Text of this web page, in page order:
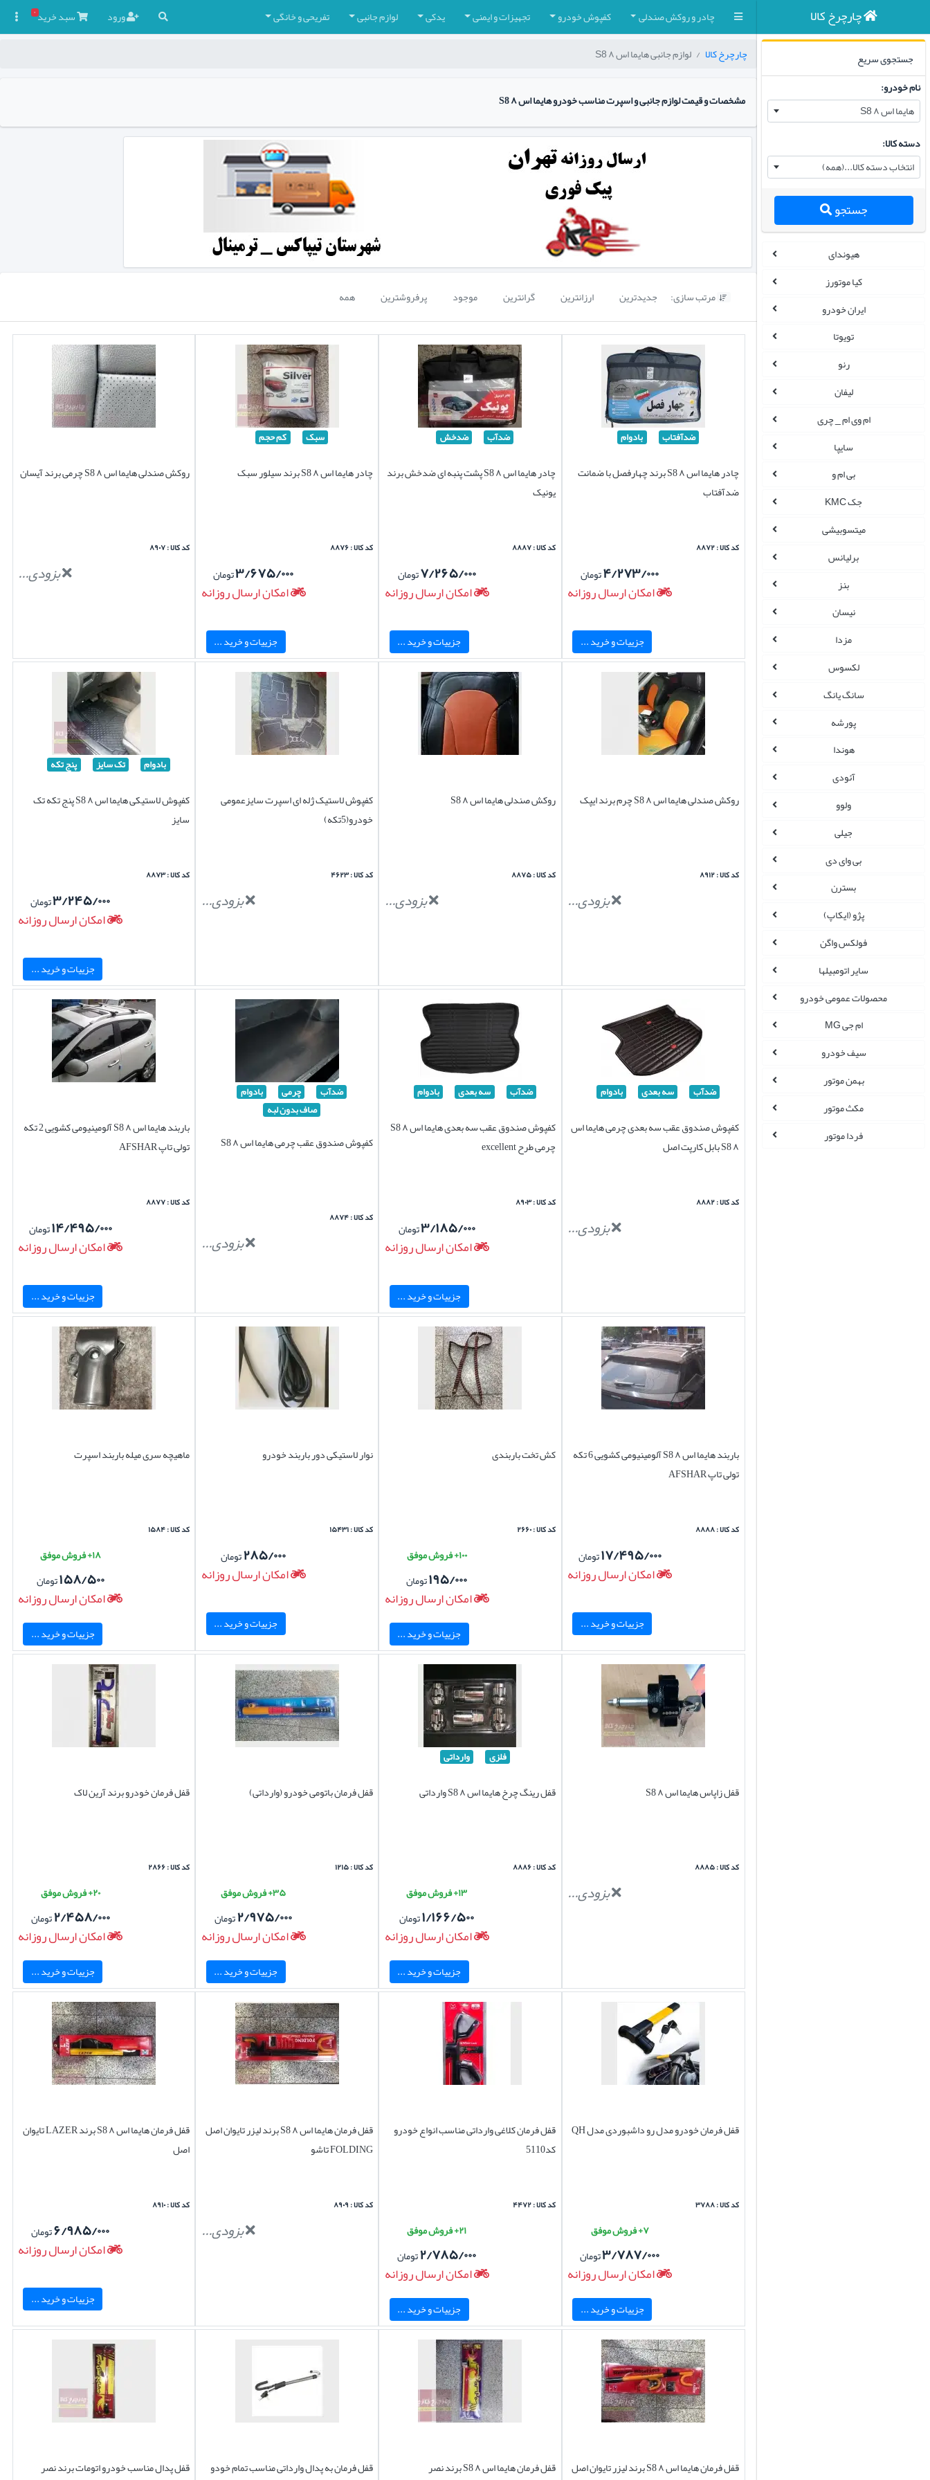
چادر و روکش صندلی کفپوش خودرو تجهیزات و ایمنی یدکی لوازم جانبی تفریحی و خانگی ورود سبدخرید۰ چارچرخ کالا
جستجوی سریع
نام خودرو:
هایما اس ۸ S8
دسته کالا:
انتخاب دسته کالا...(همه)
جستجو
هیوندای
کیا موتورز
ایران خودرو
تویوتا
رنو
لیفان
ام وی ام _ چری
سایپا
بی ام و
جک KMC
میتسوبیشی
برلیانس
بنز
نیسان
مزدا
لکسوس
سانگ یانگ
پورشه
هوندا
آئودی
ولوو
جیلی
بی وای دی
بسترن
پژو (ایکاپ)
فولکس واگن
سایر اتومبیلها
محصولات عمومی خودرو
ام جی MG
سیف خودرو
بهمن موتور
مکث موتور
فردا موتور
چارچرخ کالا لوازم جانبی هایما اس ۸ S8
مشخصات و قیمت لوازم جانبی و اسپرت مناسب خودرو هایما اس ۸ S8
 مرتب سازی: جدیدترین ارزانترین گرانترین موجود پرفروشترین همه
ضدآفتاب بادوام
چادر هایما اس ۸ S8 برند چهارفصل با ضمانت
ضدآفتاب
کد کالا : ۸۸۷۲
۴/۲۷۳/۰۰۰تومان
امکان ارسال روزانه
جزییات و خرید ...
ضدآب ضدخش
چادر هایما اس ۸ S8 پشت پنبه ای ضدخش برند
یونیک
کد کالا : ۸۸۸۷
۷/۲۶۵/۰۰۰تومان
امکان ارسال روزانه
جزییات و خرید ...
سبک کم حجم
چادر هایما اس ۸ S8 برند سیلور سبک
کد کالا : ۸۸۷۶
۳/۶۷۵/۰۰۰تومان
امکان ارسال روزانه
جزییات و خرید ...
روکش صندلی هایما اس ۸ S8 چرمی برند آیسان
کد کالا : ۸۹۰۷
بزودی...
روکش صندلی هایما اس ۸ S8 چرم برند ایپک
کد کالا : ۸۹۱۲
بزودی...
روکش صندلی هایما اس ۸ S8
کد کالا : ۸۸۷۵
بزودی...
کفپوش لاستیک ژله ای اسپرت سایزعمومی
خودرو(5تکه)
کد کالا : ۴۶۲۳
بزودی...
بادوام تک سایز پنج تکه
کفپوش لاستیکی هایما اس ۸ S8 پنج تکه تک
سایز
کد کالا : ۸۸۷۳
۳/۲۴۵/۰۰۰تومان
امکان ارسال روزانه
جزییات و خرید ...
ضدآب سه بعدی بادوام
کفپوش صندوق عقب سه بعدی چرمی هایما اس
۸ S8 بابل کارپت اصل
کد کالا : ۸۸۸۲
بزودی...
ضدآب سه بعدی بادوام
کفپوش صندوق عقب سه بعدی هایما اس ۸ S8
چرمی طرح excellent
کد کالا : ۸۹۰۳
۳/۱۸۵/۰۰۰تومان
امکان ارسال روزانه
جزییات و خرید ...
ضدآب چرمی
بادوام
صاف بدون لبه
کفپوش صندوق عقب چرمی هایما اس ۸ S8
کد کالا : ۸۸۷۴
بزودی...
باربند هایما اس ۸ S8 آلومینیومی کشویی 2 تکه
تولی تاپ AFSHAR
کد کالا : ۸۸۷۷
۱۴/۴۹۵/۰۰۰تومان
امکان ارسال روزانه
جزییات و خرید ...
باربند هایما اس ۸ S8 آلومینیومی کشویی 6 تکه
تولی تاپ AFSHAR
کد کالا : ۸۸۸۸
۱۷/۴۹۵/۰۰۰تومان
امکان ارسال روزانه
جزییات و خرید ...
کش تخت باربندی
کد کالا : ۲۶۶۰
۱۰۰+ فروش موفق
۱۹۵/۰۰۰تومان
امکان ارسال روزانه
جزییات و خرید ...
نوار لاستیکی دور باربند خودرو
کد کالا : ۱۵۴۳۱
۲۸۵/۰۰۰تومان
امکان ارسال روزانه
جزییات و خرید ...
ماهیچه سری میله باربند اسپرت
کد کالا : ۱۵۸۴
۱۸+ فروش موفق
۱۵۸/۵۰۰تومان
امکان ارسال روزانه
جزییات و خرید ...
قفل زاپاس هایما اس ۸ S8
کد کالا : ۸۸۸۵
بزودی...
فلزی وارداتی
قفل رینگ چرخ هایما اس ۸ S8 وارداتی
کد کالا : ۸۸۸۶
۱۳+ فروش موفق
۱/۱۶۶/۵۰۰تومان
امکان ارسال روزانه
جزییات و خرید ...
قفل فرمان باتومی خودرو (وارداتی)
کد کالا : ۱۲۱۵
۳۵+ فروش موفق
۲/۹۷۵/۰۰۰تومان
امکان ارسال روزانه
جزییات و خرید ...
قفل فرمان خودرو برند آرین لاک
کد کالا : ۲۸۶۶
۲۰+ فروش موفق
۲/۴۵۸/۰۰۰تومان
امکان ارسال روزانه
جزییات و خرید ...
قفل فرمان خودرو مدل رو داشبوردی مدل QH
کد کالا : ۳۷۸۸
۷+ فروش موفق
۳/۷۸۷/۰۰۰تومان
امکان ارسال روزانه
جزییات و خرید ...
قفل فرمان کلاغی وارداتی مناسب انواع خودرو
کد5110
کد کالا : ۴۴۷۲
۲۱+ فروش موفق
۲/۷۸۵/۰۰۰تومان
امکان ارسال روزانه
جزییات و خرید ...
قفل فرمان هایما اس ۸ S8 برند لیزر تایوان اصل
FOLDING تاشو
کد کالا : ۸۹۰۹
بزودی...
قفل فرمان هایما اس ۸ S8 برند LAZER تایوان
اصل
کد کالا : ۸۹۱۰
۶/۹۸۵/۰۰۰تومان
امکان ارسال روزانه
جزییات و خرید ...
قفل فرمان هایما اس ۸ S8 برند لیزر تایوان اصل
قفل فرمان هایما اس ۸ S8 برند نصر
قفل فرمان به پدال وارداتی مناسب تمام خودو
قفل پدال مناسب خودرو اتومات برند نصر